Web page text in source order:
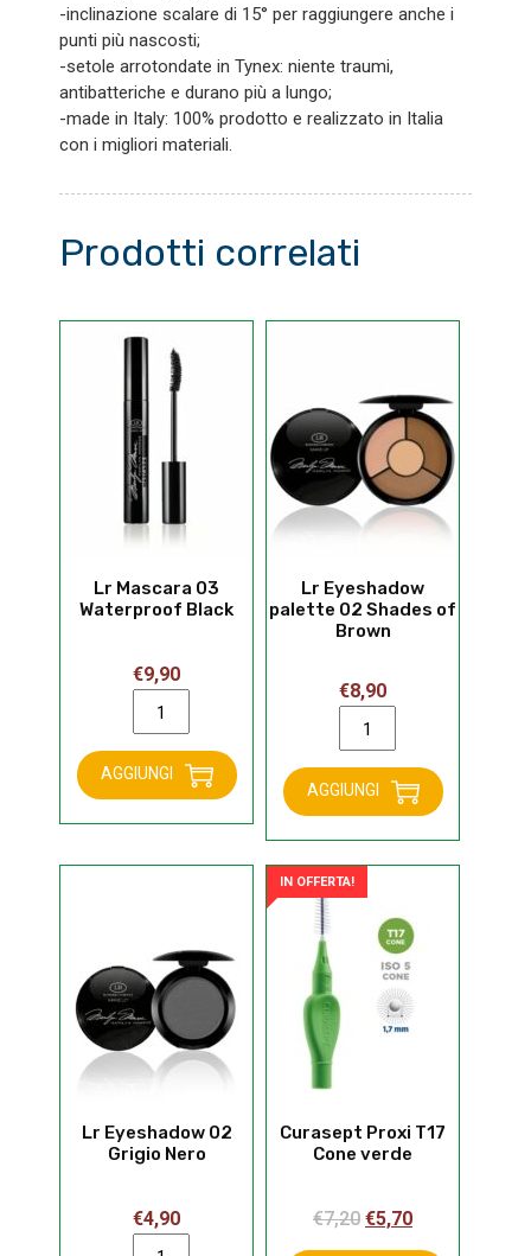
-inclinazione scalare di 15° per raggiungere anche i
punti più nascosti;
-setole arrotondate in Tynex: niente traumi,
antibatteriche e durano più a lungo;
-made in Italy: 100% prodotto e realizzato in Italia
con i migliori materiali.
Prodotti correlati
Lr Mascara 03
Waterproof Black
€9,90
03
Waterproof
Black
AGGIUNGI
Lr Eyeshadow
palette 02 Shades of
Brown
€8,90
palette
02
Shades
Brown
quantità
AGGIUNGI
Lr Eyeshadow 02
Grigio Nero
€4,90
IN OFFERTA!
Curasept Proxi T17
Cone verde
€7,20 Il
prezzo
€5,70Il
prezzo